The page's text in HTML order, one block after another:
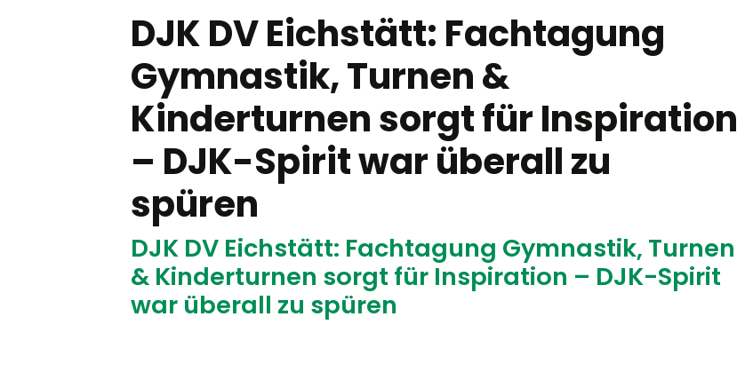
DJK DV Eichstätt: Fachtagung
Gymnastik, Turnen &
Kinderturnen sorgt für Inspiration
– DJK-Spirit war überall zu
spüren
DJK DV Eichstätt: Fachtagung Gymnastik, Turnen
& Kinderturnen sorgt für Inspiration – DJK-Spirit
war überall zu spüren